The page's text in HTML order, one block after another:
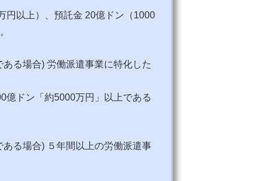
円以上）、預託金 20億ドン（1000
る場合) 労働派遣事業に特化した
億ドン「約5000万円」以上である
る場合) ５年間以上の労働派遣事